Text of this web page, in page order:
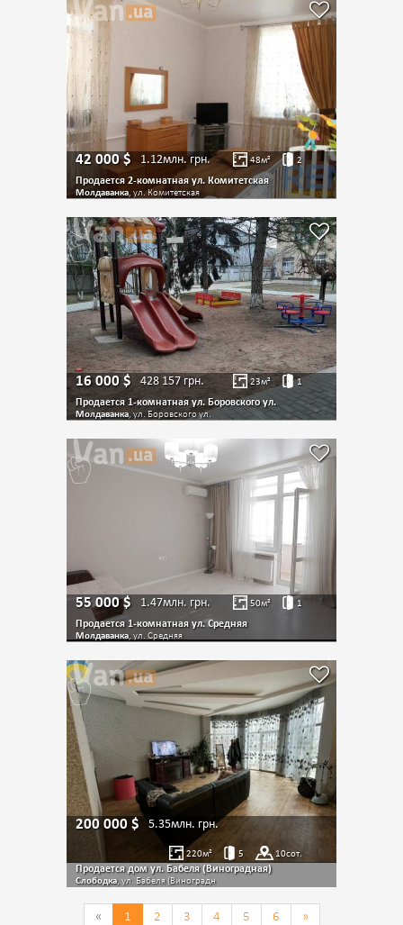
42 000$ 1.12млн. грн. 48м² 2
Продается 2-комнатная ул. Комитетская
Молдаванка, ул. Комитетская
16 000$ 428 157 грн. 23м² 1
Продается 1-комнатная ул. Боровского ул.
Молдаванка, ул. Боровского ул.
55 000$ 1.47млн. грн. 50м² 1
Продается 1-комнатная ул. Средняя
Молдаванка, ул. Средняя
200 000 $ 5.35млн. грн.
220м² 5 10сот.
Продается дом ул. Бабеля (Виноградная)
Слободка, ул. Бабеля (Виноградн
« 1 2 3 4 5 6 »